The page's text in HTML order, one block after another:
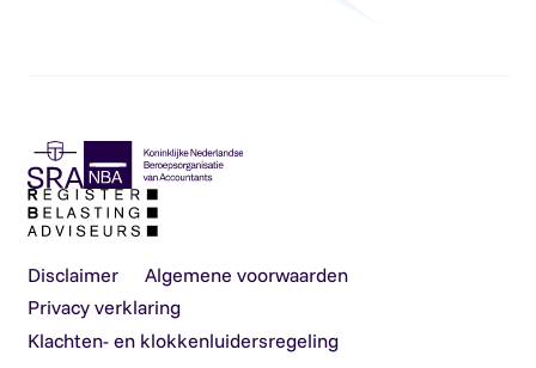
Disclaimer
Algemene voorwaarden
Privacy verklaring
Klachten- en klokkenluidersregeling